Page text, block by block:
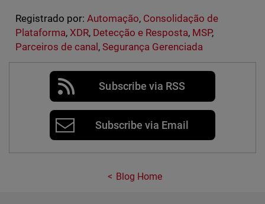
Registrado por: Automação, Consolidação de
Plataforma, XDR, Detecção e Resposta, MSP,
Parceiros de canal , Segurança Gerenciada
Subscribe via RSS
Subscribe via Email
Blog Home